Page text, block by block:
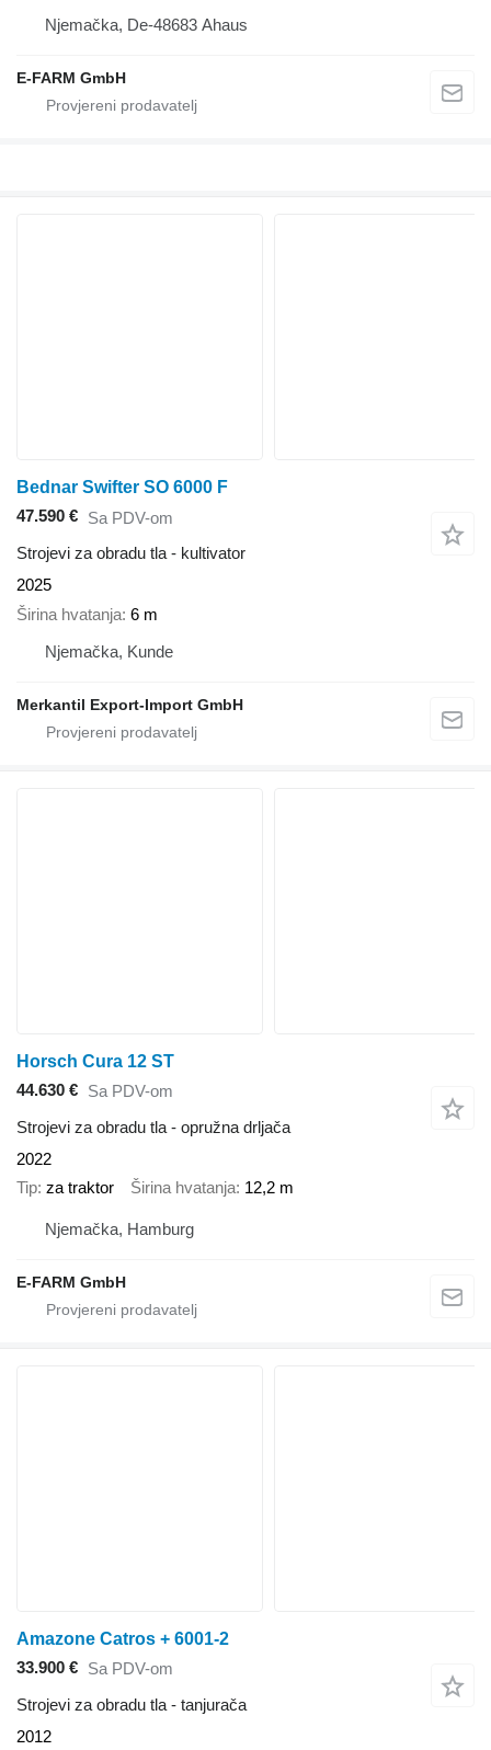
Njemačka, De-48683 Ahaus
E-FARM GmbH
Bednar Swifter SO 6000 F
47.590 € Sa PDV-om
Strojevi za obradu tla - kultivator
2025
Širina hvatanja 6 m
Njemačka, Kunde
Merkantil Export-Import GmbH
Horsch Cura 12 ST
44.630 € Sa PDV-om
Strojevi za obradu tla - opružna drljača
2022
Tip za traktor Širina hvatanja 12,2 m
Njemačka, Hamburg
E-FARM GmbH
Amazone Catros + 6001-2
33.900 € Sa PDV-om
Strojevi za obradu tla - tanjurača
2012